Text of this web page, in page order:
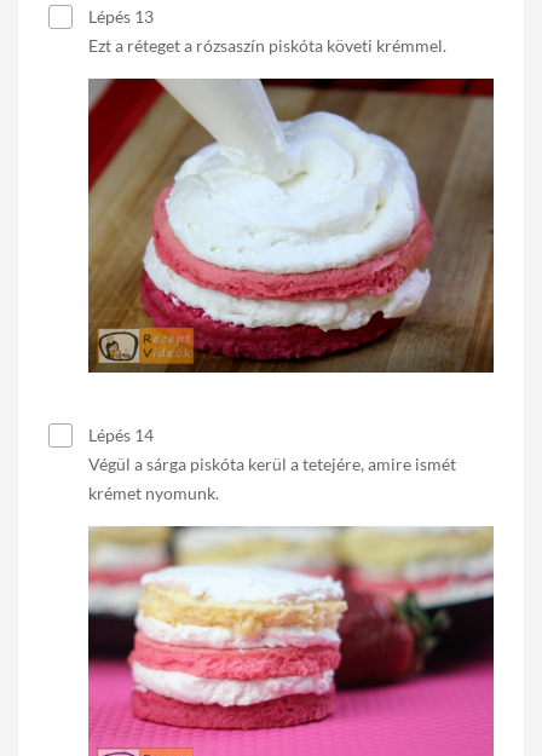
Lépés 13
Ezt a réteget a rózsaszín piskóta követi krémmel.
Lépés 14
Végül a sárga piskóta kerül a tetejére, amire ismét
krémet nyomunk.